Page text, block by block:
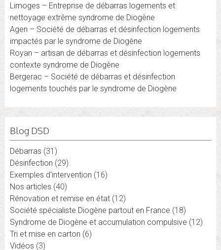
Limoges – Entreprise de débarras logements et
nettoyage extrême syndrome de Diogène
Agen – Société de débarras et désinfection logements
impactés par le syndrome de Diogène
Royan – artisan de débarras et désinfection logements
contexte syndrome de Diogène
Bergerac – Société de débarras et désinfection
logements touchés par le syndrome de Diogène
Blog DSD
Débarras (31)
Désinfection (29)
Exemples d'intervention (16)
Nos articles (40)
Rénovation et remise en état (12)
Société spécialiste Diogène partout en France (18)
Syndrome de Diogène et accumulation compulsive (12)
Tri et mise en carton (6)
Vidéos (3)